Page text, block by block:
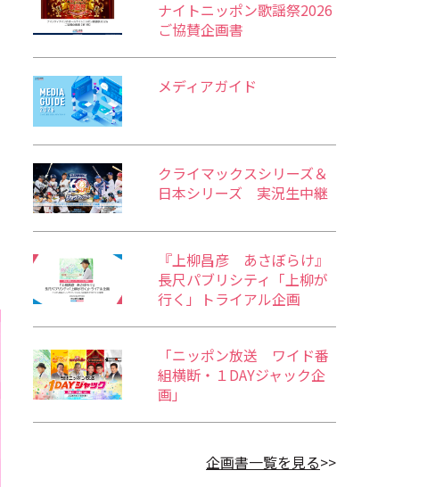
ナイトニッポン歌謡祭2026
ご協賛企画書
メディアガイド
クライマックスシリーズ＆
日本シリーズ 実況生中継
『上柳昌彦 あさぼらけ』
長尺パブリシティ「上柳が
行く」トライアル企画
「ニッポン放送 ワイド番
組横断・１DAYジャック企
画」
企画書一覧を見る>>